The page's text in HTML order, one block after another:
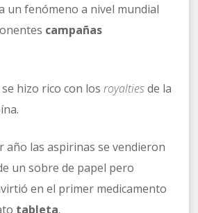
un fenómeno a nivel mundial
campañas
se hizo rico con losroyaltiesde la
año las aspirinas se vendieron
un sobre de papel pero
en el primer medicamento
tableta.